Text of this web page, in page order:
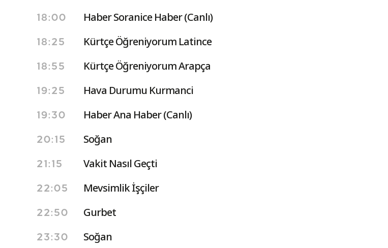
18:00 Haber Soranice Haber (Canlı)
18:25 Kürtçe Öğreniyorum Latince
18:55 Kürtçe Öğreniyorum Arapça
19:25 Hava Durumu Kurmanci
19:30 Haber Ana Haber (Canlı)
20:15 Soğan
21:15 Vakit Nasıl Geçti
22:05 Mevsimlik İşçiler
22:50 Gurbet
23:30 Soğan